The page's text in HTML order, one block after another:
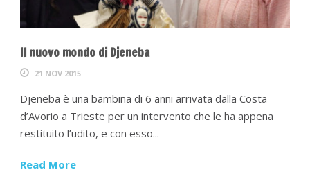
Il nuovo mondo di Djeneba
21 NOV 2015
Djeneba è una bambina di 6 anni arrivata dalla Costa
d’Avorio a Trieste per un intervento che le ha appena
restituito l’udito, e con esso...
Read More